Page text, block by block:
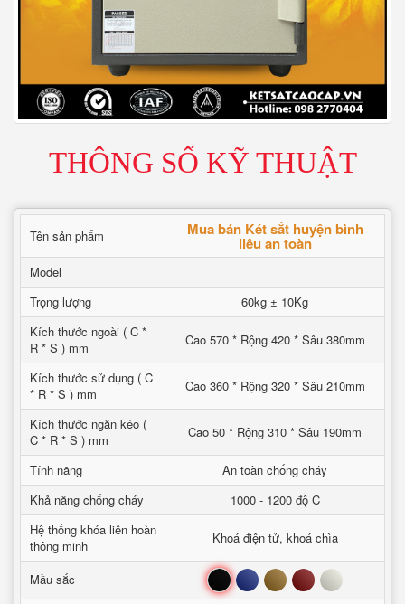
THÔNG SỐ KỸ THUẬT
Tên sản phẩm Mua bán Két sắt huyện bình
liêu an toàn
Model
Trọng lượng
60kg ± 10Kg
Kích thước ngoài ( C *
R * S ) mm
Cao 570 * Rộng 420 * Sâu 380mm
Kích thước sử dụng ( C
* R * S ) mm
Cao 360 * Rộng 320 * Sâu 210mm
Kích thước ngăn kéo (
C * R * S ) mm
Cao 50 * Rộng 310 * Sâu 190mm
Tính năng
An toàn chống cháy
Khả năng chống cháy
1000 - 1200 độ C
Hệ thống khóa liên hoàn
thông minh
Khoá điện tử, khoá chìa
Mầu sắc Đen Xanh Nâu Đỏ Trắng